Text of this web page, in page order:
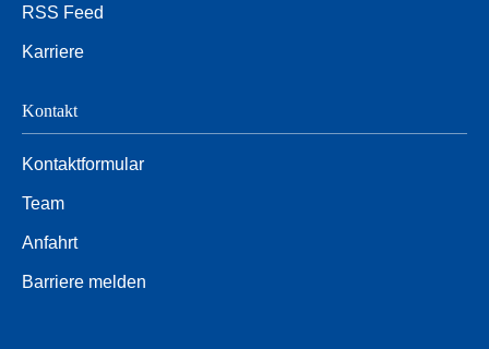
RSS Feed
Karriere
Kontakt
Kontaktformular
Team
Anfahrt
Barriere melden